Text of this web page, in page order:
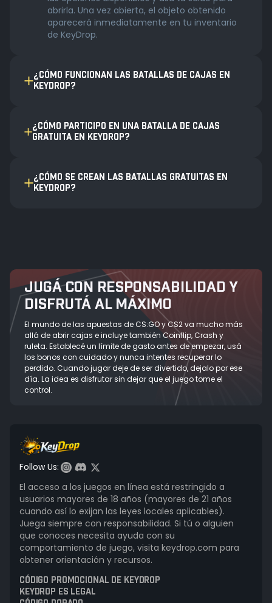
abrirla. Una vez abierta, el objeto obtenido
aparecerá inmediatamente en tu inventario
de KeyDrop.
¿CÓMO FUNCIONAN LAS BATALLAS DE CAJAS EN
KEYDROP?
¿CÓMO PARTICIPO EN UNA BATALLA DE CAJAS
GRATUITA EN KEYDROP?
¿CÓMO SE CREAN LAS BATALLAS GRATUITAS EN
KEYDROP?
JUGÁ CON RESPONSABILIDAD Y
DISFRUTÁ AL MÁXIMO
El mundo de las apuestas de CS:GO y CS2 va mucho más
allá de abrir cajas e incluye también Coinflip, Crash y
ruleta. Establecé un límite de gasto antes de empezar, usá
los bonos con cuidado y nunca intentes recuperar lo
perdido. Cuando jugar deje de ser divertido, dejalo por ese
día. La idea es disfrutar sin dejar que el juego tome el
control.
Follow Us:
El acceso a los juegos en línea está restringido a
usuarios mayores de 18 años (mayores de 21 años
cuando así lo exijan las leyes locales aplicables).
Juega siempre con responsabilidad. Si tú o alguien
que conoces necesita ayuda con su
comportamiento de juego, visita keydrop.com para
obtener orientación y recursos.
CÓDIGO PROMOCIONAL DE KEYDROP
KEYDROP ES LEGAL